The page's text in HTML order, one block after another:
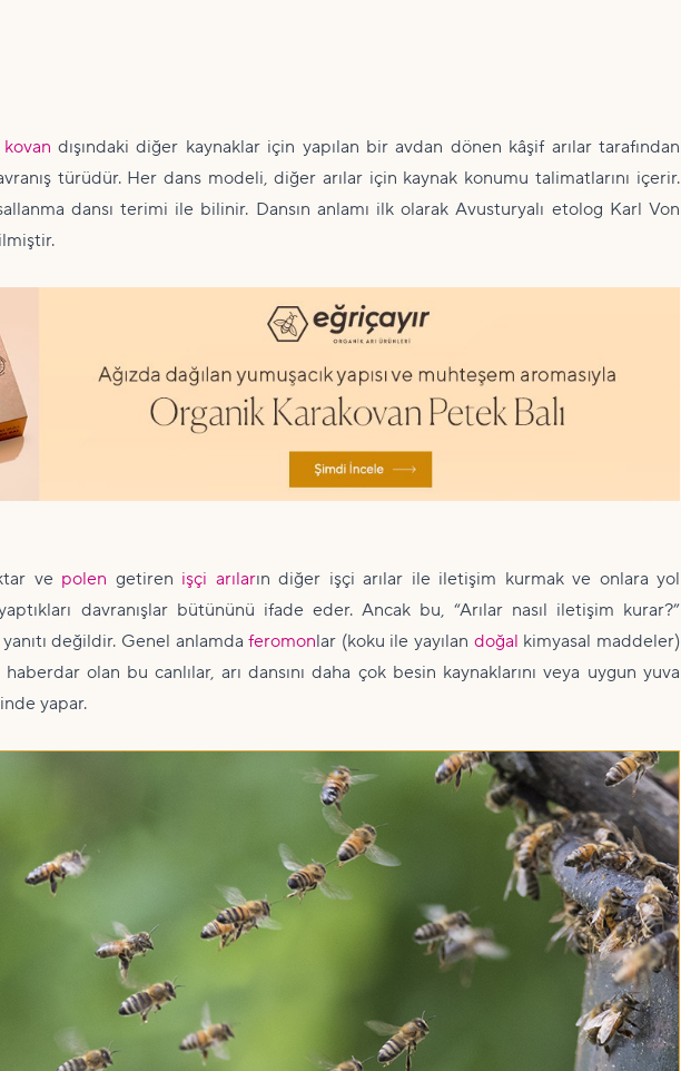
kovan dışındaki diğer kaynaklar için yapılan bir avdan dönen kâşif arılar tarafından
türüdür. Her dans modeli, diğer arılar için kaynak konumu talimatlarını içerir.
dansı terimi ile bilinir. Dansın anlamı ilk olarak Avusturyalı etolog Karl Von
ve polen getiren işçi arıların diğer işçi arılar ile iletişim kurmak ve onlara yol
davranışlar bütününü ifade eder. Ancak bu, “Arılar nasıl iletişim kurar?”
değildir. Genel anlamdaferomonlar (koku ile yayılan doğal kimyasal maddeler)
olan bu canlılar, arı dansını daha çok besin kaynaklarını veya uygun yuva
yapar.